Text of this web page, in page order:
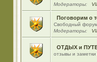
Модераторы:
Поговорим о
Свободный
Модераторы:
ОТДЫХ и
отзывы и заметки